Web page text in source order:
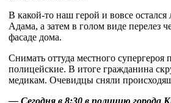
В какой-то наш герой и вовсе
Адама, а затем в голом виде перелез
фасаде дома.
Снимать оттуда местного супергероя
полицейские. В итоге гражданина
медикам. Очевидцы сняли
— Сегодня в 8:30 в полицию города